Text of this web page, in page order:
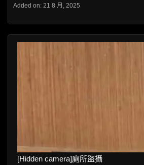
Added on: 21 8 月, 2025
[Hidden camera]廁所盜攝